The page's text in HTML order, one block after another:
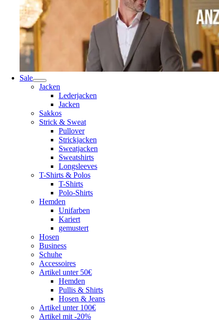
Sale
Jacken
Lederjacken
Jacken
Sakkos
Strick & Sweat
Pullover
Strickjacken
Sweatjacken
Sweatshirts
Longsleeves
T-Shirts & Polos
T-Shirts
Polo-Shirts
Hemden
Unifarben
Kariert
gemustert
Hosen
Business
Schuhe
Accessoires
Artikel unter 50€
Hemden
Pullis & Shirts
Hosen & Jeans
Artikel unter 100€
Artikel mit -20%